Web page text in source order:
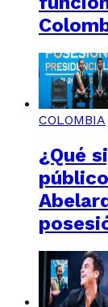
COLOMBIA
¿Qué